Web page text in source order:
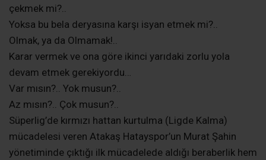
çekmek mi?..
Yoksa bu bela deryasına karşı isyan etmek mi?..
Olmak, ya da Olmamak!..
Karar vermek ve ona göre ikinci yarıdaki zorlu yola
devam etmek gerekiyordu…
Var mısın?.. Yok musun?..
Az mısın?.. Çok musun?..
Süperlig’de kırmızı hattan kurtulma (Ligde Kalma)
mücadelesi veren Atakaş Hatayspor’un Murat Şahin
yönetiminde çıktığı ilk mücadelede aldığı beraberlik hem